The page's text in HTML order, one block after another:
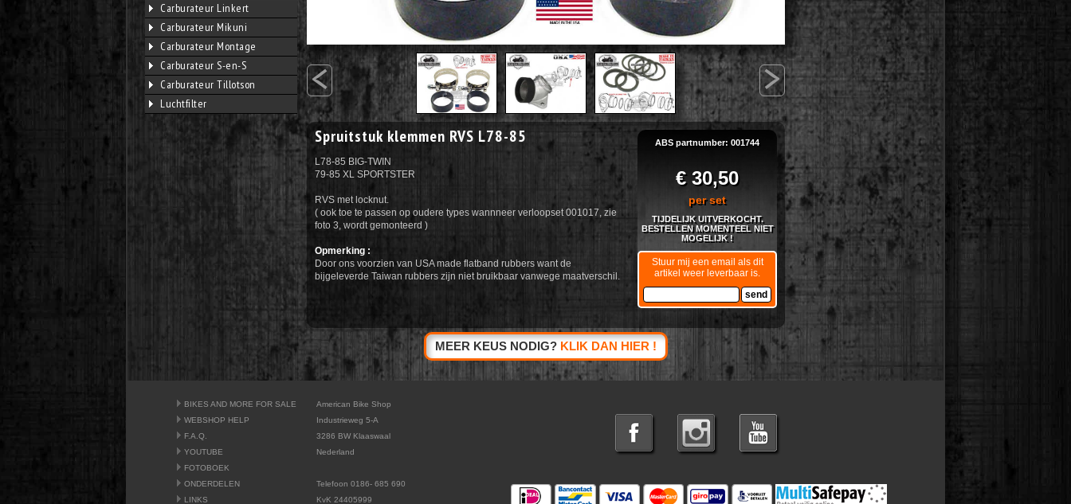
Carburateur Linkert
Carburateur Mikuni
Carburateur Montage
Carburateur S-en-S
Carburateur Tillotson
Luchtfilter
< >
Spruitstuk klemmen RVS L78-85
L78-85 BIG-TWIN
79-85 XL SPORTSTER
RVS met locknut.
( ook toe te passen op oudere types wannneer verloopset 001017, zie
foto 3, wordt gemonteerd )
Opmerking :
Door ons voorzien van USA made flatband rubbers want de
bijgeleverde Taiwan rubbers zijn niet bruikbaar vanwege maatverschil.
ABS partnumber: 001744
€ 30,50
per set
TIJDELIJK UITVERKOCHT.
BESTELLEN MOMENTEEL NIET
MOGELIJK !
Stuur mij een email als dit
artikel weer leverbaar is.
MEER KEUS NODIG? KLIK DAN HIER !
BIKES AND MORE FOR SALE
WEBSHOP HELP
F.A.Q.
YOUTUBE
FOTOBOEK
ONDERDELEN
LINKS
American Bike Shop
Industrieweg 5-A
3286 BW Klaaswaal
Nederland
Telefoon 0186- 685 690
KvK 24405999